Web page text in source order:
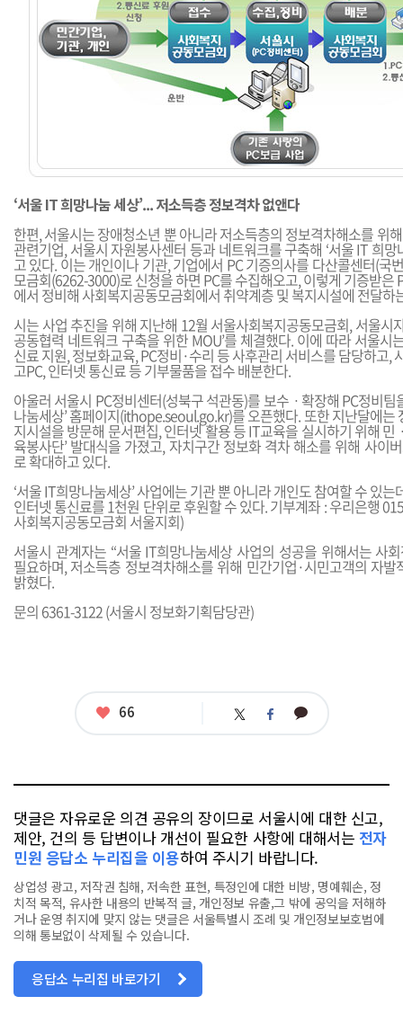
‘서울 IT 희망나눔 세상’... 저소득층 정보격차 없앤다
한편, 서울시는 장애청소년 뿐 아니라 저소득층의 정보격차해소를 위
관련기업, 서울시 자원봉사센터 등과 네트워크를 구축해 ‘서울 IT 희망
고 있다. 이는 개인이나 기관, 기업에서 PC 기증의사를 다산콜센터(국
모금회(6262-3000)로 신청을 하면 PC를 수집해오고, 이렇게 기증받은
에서 정비해 사회복지공동모금회에서 취약계층 및 복지시설에 전달하
시는 사업 추진을 위해 지난해 12월 서울사회복지공동모금회, 서울시
공동협력 네트워크 구축을 위한 MOU’를 체결했다. 이에 따라 서울시
신료 지원, 정보화교육, PC정비·수리 등 사후관리 서비스를 담당하고,
고PC, 인터넷 통신료 등 기부물품을 접수 배분한다.
아울러 서울시 PC정비센터(성북구 석관동)를 보수ㆍ확장해 PC정비팀
나눔세상’ 홈페이지(ithope.seoul.go.kr)를 오픈했다. 또한 지난달에는
지시설을 방문해 문서편집, 인터넷 활용 등 IT교육을 실시하기 위해 민
육봉사단’ 발대식을 가졌고, 자치구간 정보화 격차 해소를 위해 사이
로 확대하고 있다.
‘서울 IT희망나눔세상’ 사업에는 기관 뿐 아니라 개인도 참여할 수 있는
인터넷 통신료를 1천원 단위로 후원할 수 있다. 기부계좌 : 우리은행
사회복지공동모금회 서울지회)
서울시 관계자는 “서울 IT희망나눔세상 사업의 성공을 위해서는 사
필요하며, 저소득층 정보격차해소를 위해 민간기업·시민고객의 자발
밝혔다.
문의 6361-3122 (서울시 정보화기획담당관)
좋
66 트 페 카
댓글은 자유로운 의견 공유의 장이므로 서울시에 대한 신고,
제안, 건의 등 답변이나 개선이 필요한 사항에 대해서는 전자
민원 응답소 누리집을 이용하여 주시기 바랍니다.
상업성 광고, 저작권 침해, 저속한 표현, 특정인에 대한 비방, 명예훼손, 정
치적 목적, 유사한 내용의 반복적 글, 개인정보 유출,그 밖에 공익을 저해하
거나 운영 취지에 맞지 않는 댓글은 서울특별시 조례 및 개인정보보호법에
의해 통보없이 삭제될 수 있습니다.
응답소 누리집 바로가기